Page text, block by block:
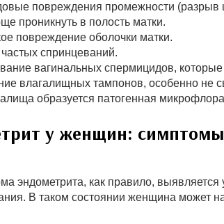
повреждения промежности
проникнуть в полость матки.
повреждение оболочки матки.
спринцеваний.
вагинальных спермицидов,
влагалищных тампонов, особенно не
образуется патогенная
у женщин:
эндометрита, как правило, выявляется
В таком состоянии женщина может